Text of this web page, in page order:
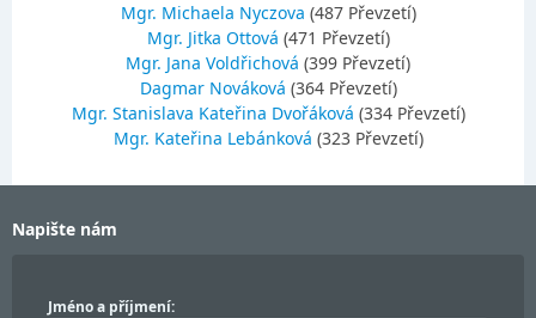
Mgr. Michaela Nyczova (487 Převzetí)
Mgr. Jitka Ottová (471 Převzetí)
Mgr. Jana Voldřichová (399 Převzetí)
Dagmar Nováková (364 Převzetí)
Mgr. Stanislava Kateřina Dvořáková (334 Převzetí)
Mgr. Kateřina Lebánková (323 Převzetí)
Napište nám
Jméno a příjmení: